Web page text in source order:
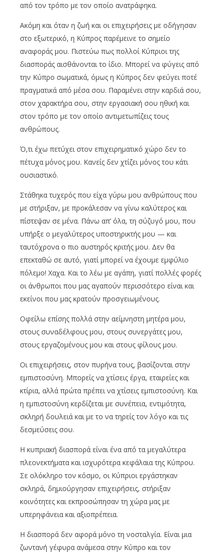
από τον τρόπο με τον οποίο ανατράφηκα.
Ακόμη και όταν η ζωή και οι επιχειρήσεις με οδήγησαν
στο εξωτερικό, η Κύπρος παρέμεινε το σημείο
αναφοράς μου. Πιστεύω πως πολλοί Κύπριοι της
διασποράς αισθάνονται το ίδιο. Μπορεί να φύγεις από
την Κύπρο σωματικά, όμως η Κύπρος δεν φεύγει ποτέ
πραγματικά από μέσα σου. Παραμένει στην καρδιά σου,
στον χαρακτήρα σου, στην εργασιακή σου ηθική και
στον τρόπο με τον οποίο αντιμετωπίζεις τους
ανθρώπους.
Ό,τι έχω πετύχει στον επιχειρηματικό χώρο δεν το
πέτυχα μόνος μου. Κανείς δεν χτίζει μόνος του κάτι
ουσιαστικό.
Στάθηκα τυχερός που είχα γύρω μου ανθρώπους που
με στήριξαν, με προκάλεσαν να γίνω καλύτερος και
πίστεψαν σε μένα. Πάνω απ’ όλα, τη σύζυγό μου, που
υπήρξε ο μεγαλύτερος υποστηρικτής μου — και
ταυτόχρονα ο πιο αυστηρός κριτής μου. Δεν θα
επεκταθώ σε αυτό, γιατί μπορεί να έχουμε εμφύλιο
πόλεμο! Χαχα. Και το λέω με αγάπη, γιατί πολλές φορές
οι άνθρωποι που μας αγαπούν περισσότερο είναι και
εκείνοι που μας κρατούν προσγειωμένους.
Οφείλω επίσης πολλά στην αείμνηστη μητέρα μου,
στους συναδέλφους μου, στους συνεργάτες μου,
στους εργαζομένους μου και στους φίλους μου.
Οι επιχειρήσεις, στον πυρήνα τους, βασίζονται στην
εμπιστοσύνη. Μπορείς να χτίσεις έργα, εταιρείες και
κτίρια, αλλά πρώτα πρέπει να χτίσεις εμπιστοσύνη. Και
η εμπιστοσύνη κερδίζεται με συνέπεια, εντιμότητα,
σκληρή δουλειά και με το να τηρείς τον λόγο και τις
δεσμεύσεις σου.
Η κυπριακή διασπορά είναι ένα από τα μεγαλύτερα
πλεονεκτήματα και ισχυρότερα κεφάλαια της Κύπρου.
Σε ολόκληρο τον κόσμο, οι Κύπριοι εργάστηκαν
σκληρά, δημιούργησαν επιχειρήσεις, στήριξαν
κοινότητες και εκπροσώπησαν τη χώρα μας με
υπερηφάνεια και αξιοπρέπεια.
Η διασπορά δεν αφορά μόνο τη νοσταλγία. Είναι μια
ζωντανή γέφυρα ανάμεσα στην Κύπρο και τον